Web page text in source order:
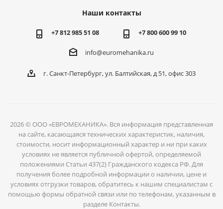
Наши контакты
+7 812 985 51 08 +7 800 600 99 10
info@euromehanika.ru
г. Санкт-Петербург, ул. Балтийская, д 51, офис 303
2026 © ООО «ЕВРОМЕХАНИКА». Вся информация представленная
на сайте, касающаяся технических характеристик, наличия,
стоимости, носит информационный характер и ни при каких
условиях не является публичной офертой, определяемой
положениями Статьи 437(2) Гражданского кодекса РФ. Для
получения более подробной информации о наличии, цене и
условиях отгрузки товаров, обратитесь к нашим специалистам с
помощью формы обратной связи или по телефонам, указанным в
разделе Контакты.